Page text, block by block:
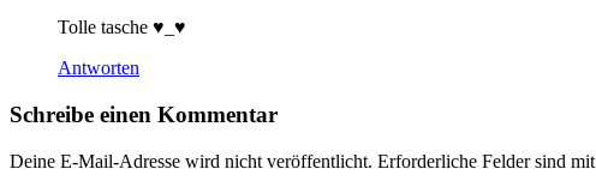
Tolle tasche ♥_♥
Antworten
Schreibe einen Kommentar
Deine E-Mail-Adresse wird nicht veröffentlicht. Erforderliche Felder sind mit